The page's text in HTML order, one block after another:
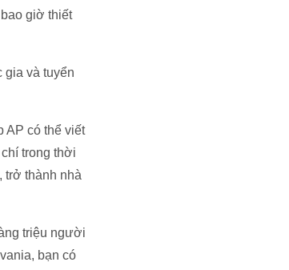
giờ thiết
gia và tuyển
AP có thể viết
trong thời
trở thành nhà
triệu người
bạn có